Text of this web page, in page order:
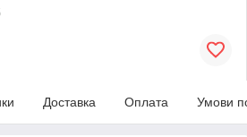
Доставка Оплата Умови